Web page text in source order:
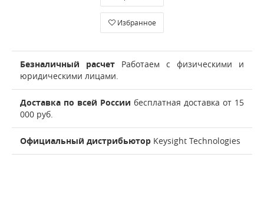
Избранное
Безналичный расчет Работаем с физическими и
юридическими лицами.
Доставка по всей России бесплатная доставка от 15
000 руб.
Официальный дистрибьютор Keysight Technologies